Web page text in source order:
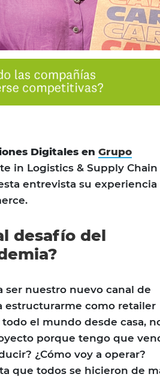
Digitales en Grupo
in Logistics & Supply Chain
entrevista su experiencia
desafío del
ser nuestro nuevo canal de
estructurarme como retailer
el mundo desde casa,
porque tengo que
¿Cómo voy a operar?
que todos se hicieron de